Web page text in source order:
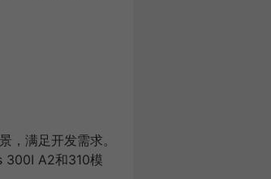
，满足开发需求。
300I A2和310模